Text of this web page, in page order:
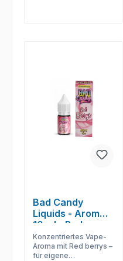
Bad Candy
Liquids - Aromen
10 ml - Red
Berrys
Konzentriertes Vape-
Aroma mit Red berrys –
für eigene